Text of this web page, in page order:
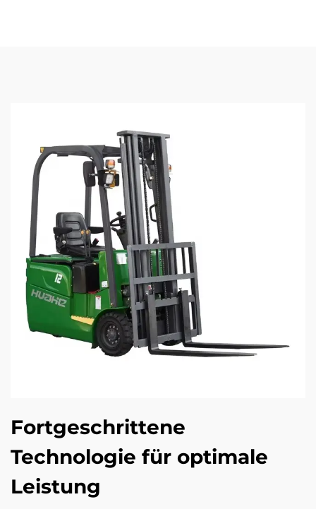
Fortgeschrittene
Technologie für optimale
Leistung